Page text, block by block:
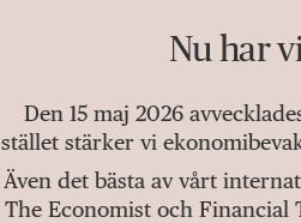
Nu har
Den 15 maj 2026
stället stärker vi
Även det bästa av vårt
The Economist och Financial